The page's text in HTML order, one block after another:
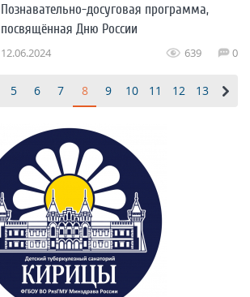
Познавательно-досуговая программа,
посвящённая Дню России
12.06.2024 639 0
5 6 7 8 9 10 11 12 13